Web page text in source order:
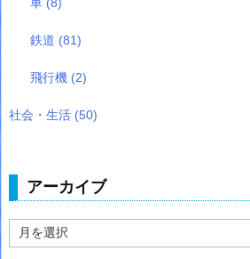
鉄道 (81)
飛行機 (2)
社会・生活 (50)
アーカイブ
ー